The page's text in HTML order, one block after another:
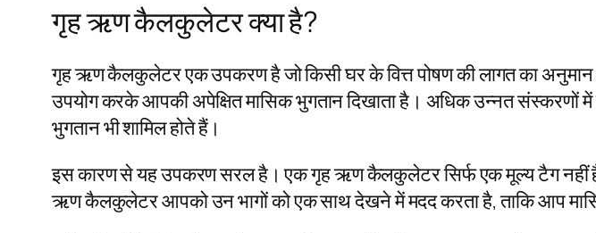
गृह ऋण कैलकुलेटर क्या है?
गृह ऋण कैलकुलेटर एक उपकरण है जो किसी घर के वित्त पोषण की लागत का
उपयोग करके आपकी अपेक्षित मासिक भुगतान दिखाता है। अधिक उन्नत संस्करणों में
भुगतान भी शामिल होते हैं।
इस कारण से यह उपकरण सरल है। एक गृह ऋण कैलकुलेटर सिर्फ एक मूल्य टैग नहीं है।
ऋण कैलकुलेटर आपको उन भागों को एक साथ देखने में मदद करता है, ताकि आप